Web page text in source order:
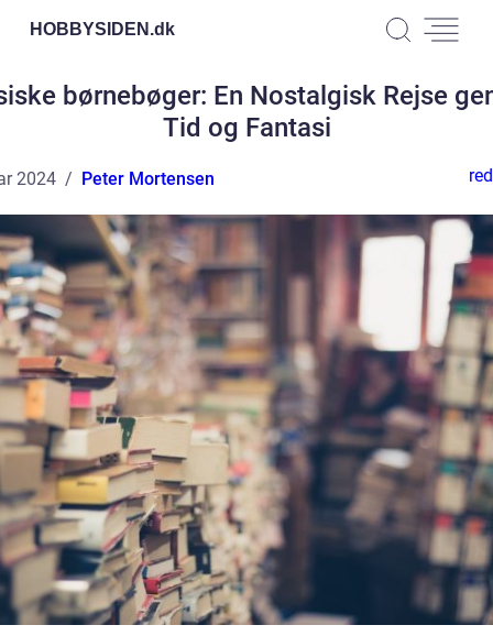
HOBBYSIDEN.dk
børnebøger: En Nostalgisk Rejse
Tid og Fantasi
2024 Peter Mortensen